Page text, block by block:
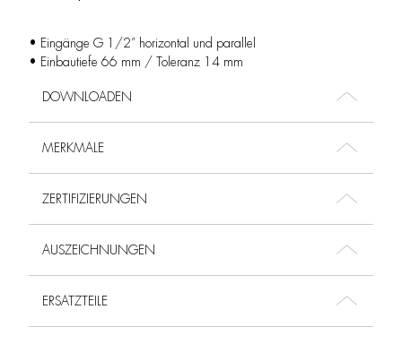
• Eingänge G 1/2” horizontal und parallel
• Einbautiefe 66 mm / Toleranz 14 mm
DOWNLOADEN
MERKMALE
ZERTIFIZIERUNGEN
AUSZEICHNUNGEN
ERSATZTEILE